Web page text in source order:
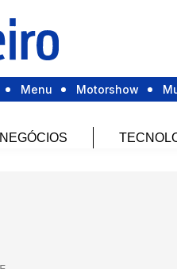
Menu Motorshow
NEGÓCIOS